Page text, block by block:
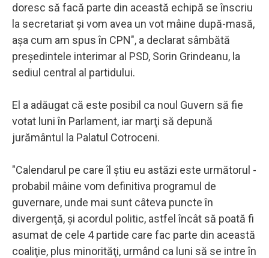
doresc să facă parte din această echipă se înscriu
la secretariat şi vom avea un vot mâine după-masă,
aşa cum am spus în CPN", a declarat sâmbătă
preşedintele interimar al PSD, Sorin Grindeanu, la
sediul central al partidului.
El a adăugat că este posibil ca noul Guvern să fie
votat luni în Parlament, iar marţi să depună
jurământul la Palatul Cotroceni.
"Calendarul pe care îl ştiu eu astăzi este următorul -
probabil mâine vom definitiva programul de
guvernare, unde mai sunt câteva puncte în
divergenţă, şi acordul politic, astfel încât să poată fi
asumat de cele 4 partide care fac parte din această
coaliţie, plus minorităţi, urmând ca luni să se intre în